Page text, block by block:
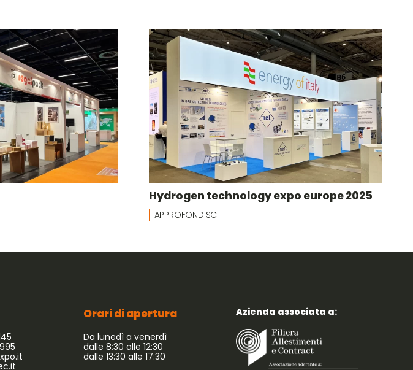
Hydrogen technology expo europe 2025
APPROFONDISCI
Orari di apertura
Da lunedì a venerdì
dalle 8:30 alle 12:30
dalle 13:30 alle 17:30
Azienda associata a: